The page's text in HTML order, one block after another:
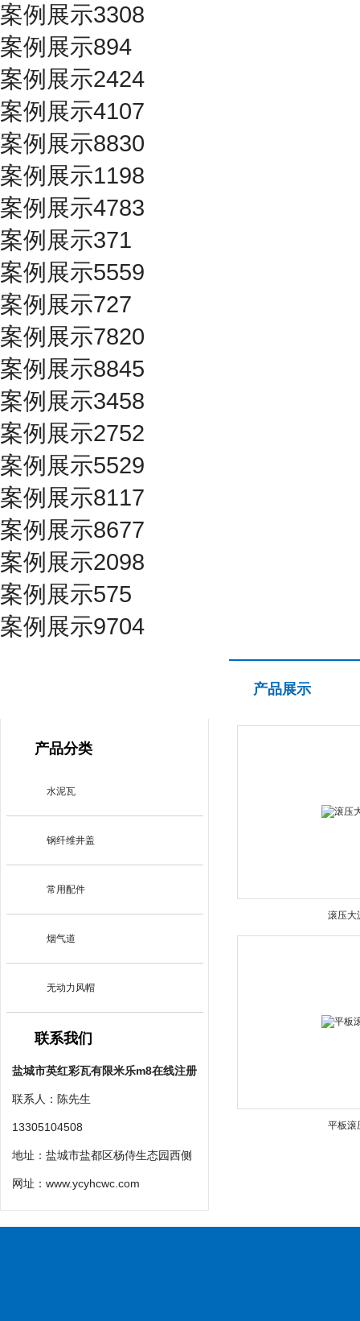
案例展示3308
案例展示894
案例展示2424
案例展示4107
案例展示8830
案例展示1198
案例展示4783
案例展示371
案例展示5559
案例展示727
案例展示7820
案例展示8845
案例展示3458
案例展示2752
案例展示5529
案例展示8117
案例展示8677
案例展示2098
案例展示575
案例展示9704
产品分类
水泥瓦
钢纤维井盖
常用配件
烟气道
无动力风帽
联系我们
盐城市英红彩瓦有限米乐m8在线注册
联系人：陈先生
13305104508
地址：盐城市盐都区杨侍生态园西侧
网址： www.ycyhcwc.com
产品展示
滚压大
平板滚